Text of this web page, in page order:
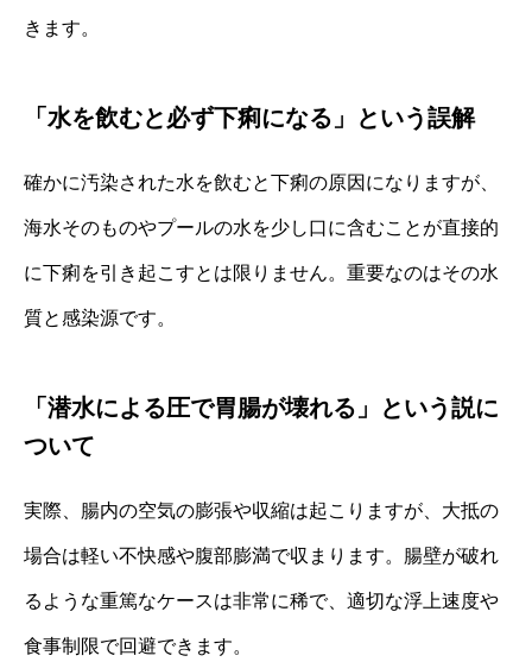
きます。
「水を飲むと必ず下痢になる」という誤解
確かに汚染された水を飲むと下痢の原因になりますが、
海水そのものやプールの水を少し口に含むことが直接的
に下痢を引き起こすとは限りません。重要なのはその水
質と感染源です。
「潜水による圧で胃腸が壊れる」という説に
ついて
実際、腸内の空気の膨張や収縮は起こりますが、大抵の
場合は軽い不快感や腹部膨満で収まります。腸壁が破れ
るような重篤なケースは非常に稀で、適切な浮上速度や
食事制限で回避できます。